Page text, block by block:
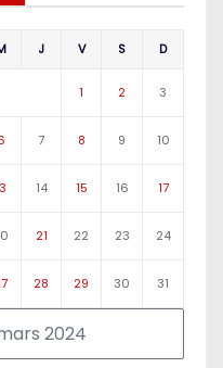
2024
J V S D
1 2 3
7 8 9 10
14 15 16 17
21 22 23 24
28 29 30 31